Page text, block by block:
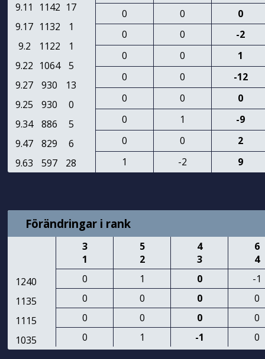
9.11
1142 17
9.17 1132
1
9.2
1122
1
9.22 1064
5
9.27
930
13
9.25
930
0
9.34
886
5
9.47
829
6
9.63
597 28
0
0
0
0
0
-2
0
0
1
0
0
-12
0
0
0
0
1
-9
0
0
2
1
-2 9
Förändringar i rank
1240
1135
1115
1035
3
1
5
2
4
3
6
4
0
1 0
-1
0
0 0
0
0
0 0
0
0
1 -1 0